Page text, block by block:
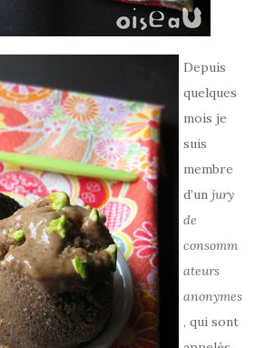
Depuis
quelques
mois je
suis
membre
d’un jury
de
consomm
ateurs
anonymes
, qui sont